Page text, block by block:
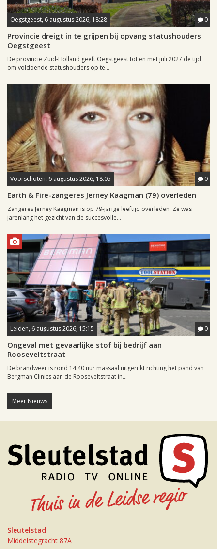
Oegstgeest, 6 augustus 2026, 18:28 0
Provincie dreigt in te grijpen bij opvang statushouders
Oegstgeest
De provincie Zuid-Holland geeft Oegstgeest tot en met juli 2027 de tijd
om voldoende statushouders op te...
Voorschoten, 6 augustus 2026, 18:05 0
Earth & Fire-zangeres Jerney Kaagman (79) overleden
Zangeres Jerney Kaagman is op 79-jarige leeftijd overleden. Ze was
jarenlang het gezicht van de succesvolle...
Leiden, 6 augustus 2026, 15:15 0
Ongeval met gevaarlijke stof bij bedrijf aan
Rooseveltstraat
De brandweer is rond 14.40 uur massaal uitgerukt richting het pand van
Bergman Clinics aan de Rooseveltstraat in...
Meer Nieuws
Sleutelstad
Middelstegracht 87A